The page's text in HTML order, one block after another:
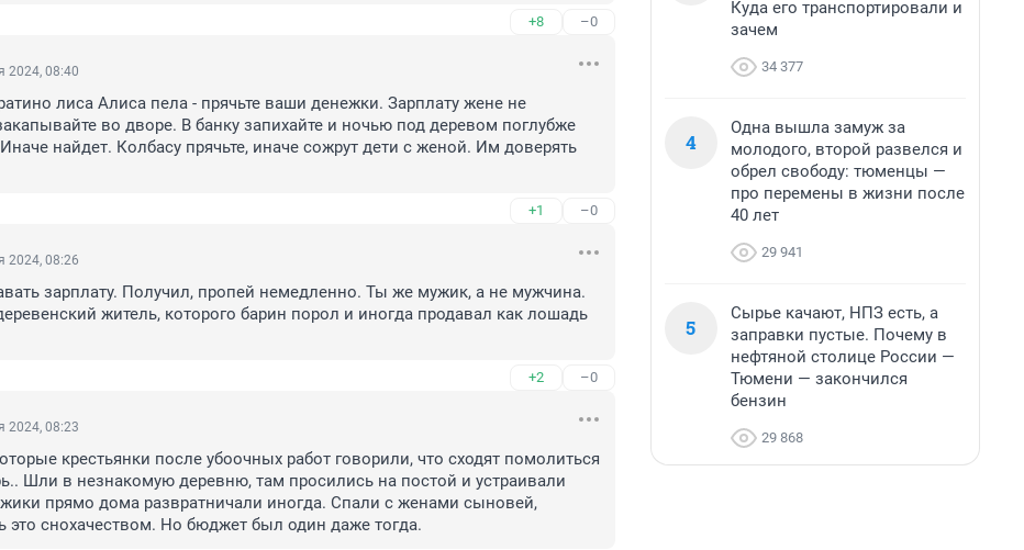
+8 –0
2024, 08:40
лиса Алиса пела - прячьте ваши денежки. Зарплату жене не
во дворе. В банку запихайте и ночью под деревом поглубже
найдет. Колбасу прячьте, иначе сожрут дети с женой. Им доверять
+1 –0
2024, 08:26
зарплату. Получил, пропей немедленно. Ты же мужик, а не мужчина.
житель, которого барин порол и иногда продавал как лошадь
+2 –0
2024, 08:23
крестьянки после убоочных работ говорили, что сходят помолиться
Шли в незнакомую деревню, там просились на постой и устраивали
прямо дома развратничали иногда. Спали с женами сыновей,
это снохачеством. Но бюджет был один даже тогда.
Куда его транспортировали и
зачем
34 377
4
Одна вышла замуж за
молодого, второй развелся и
обрел свободу: тюменцы —
про перемены в жизни после
40 лет
29 941
5
Сырье качают, НПЗ есть, а
заправки пустые. Почему в
нефтяной столице России —
Тюмени — закончился
бензин
29 868